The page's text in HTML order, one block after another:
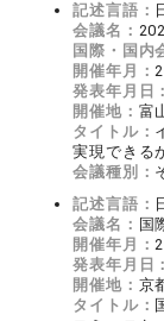
記述言語：
会議名：
国際・国内
開催年月：
発表年月日
開催地： 富
タイトル：
実現できる
会議種別：
記述言語：
会議名： 国
開催年月：
発表年月日
開催地： 京
タイトル：